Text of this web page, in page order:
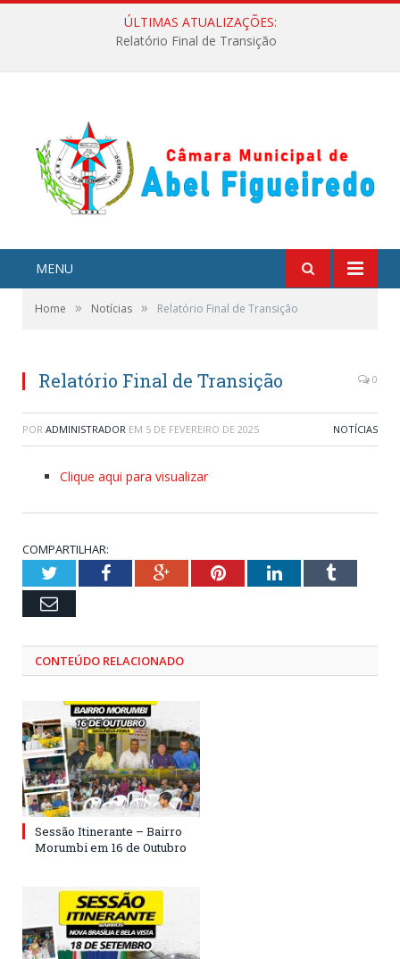
ÚLTIMAS ATUALIZAÇÕES:
Relatório Final de Transição
MENU
Home » Notícias » Relatório Final de Transição
Relatório Final de Transição 0
POR ADMINISTRADOR EM 5 DE FEVEREIRO DE 2025 NOTÍCIAS
Clique aqui para visualizar
COMPARTILHAR:
TwitterFacebookGoogle+PinterestLinkedInTumblr
Email
CONTEÚDO RELACIONADO
Sessão Itinerante – Bairro
Morumbi em 16 de Outubro